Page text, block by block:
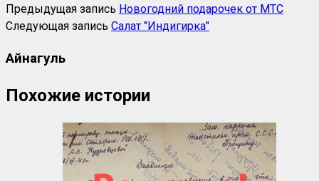
Предыдущая запись Новогодний подарочек от МТС
Следующая запись Салат "Индигирка"
Айнагуль
Похожие истории